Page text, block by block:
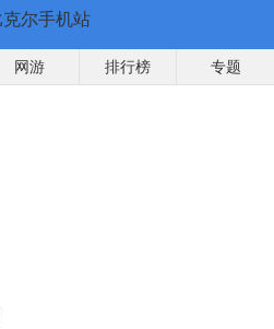
网游 排行榜 专题